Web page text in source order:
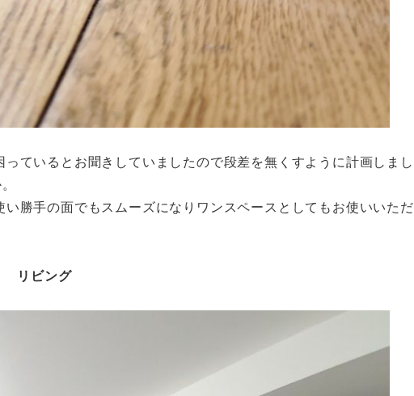
ているとお聞きしていましたので段差を無くすように計画しまし
勝手の面でもスムーズになりワンスペースとしてもお使いいただ
リビング